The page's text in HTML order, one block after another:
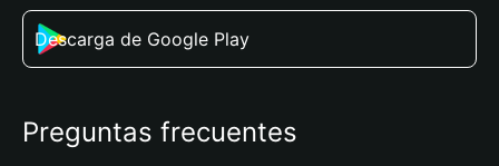
Descarga de Google Play
Preguntas frecuentes